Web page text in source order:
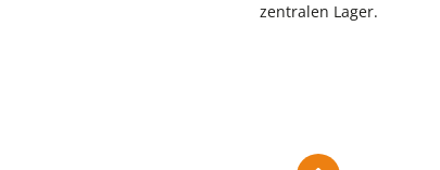
zentralen Lager.